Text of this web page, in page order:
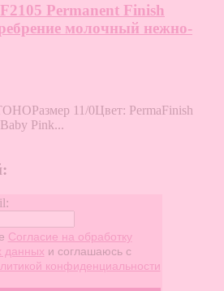
Permanent Finish
молочный нежно-
11/0Цвет: PermaFinish
Pink...
Согласие на обработку
данных и соглашаюсь с
конфиденциальности